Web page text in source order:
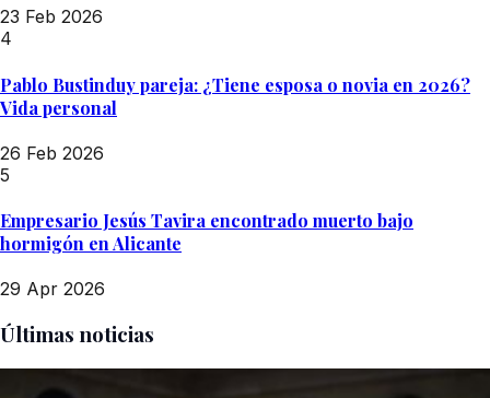
23 Feb 2026
4
Pablo Bustinduy pareja: ¿Tiene esposa o novia en 2026?
Vida personal
26 Feb 2026
5
Empresario Jesús Tavira encontrado muerto bajo
hormigón en Alicante
29 Apr 2026
Últimas noticias